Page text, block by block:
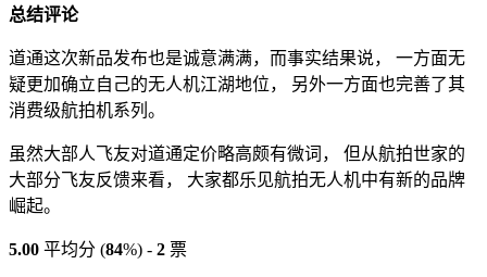
总结评论
道通这次新品发布也是诚意满满，而事实结果说， 一方面无
疑更加确立自己的无人机江湖地位， 另外一方面也完善了其
消费级航拍机系列。
虽然大部人飞友对道通定价略高颇有微词， 但从航拍世家的
大部分飞友反馈来看， 大家都乐见航拍无人机中有新的品牌
崛起。
5.00 平均分 (84%) - 2 票